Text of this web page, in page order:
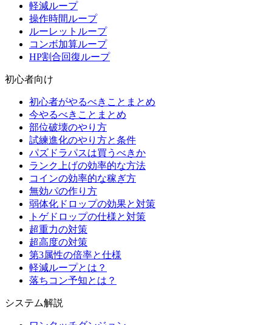
軽減ループ
操作時間ループ
ルーレットループ
コンボ加算ループ
HP割合回復ループ
初心者向け
初心者がやるべきことまとめ
今やるべきことまとめ
部位破壊のやり方
試練進化のやり方と条件
パズドラパスは買うべきか
ランク上げの効率的な方法
コインの効率的な稼ぎ方
無効パの作り方
弱体化ドロップの効果と対策
トゲドロップの仕様と対策
超重力の対策
超高度の対策
第3属性の倍率と仕様
軽減ループとは？
落ちコン予知とは？
システム解説